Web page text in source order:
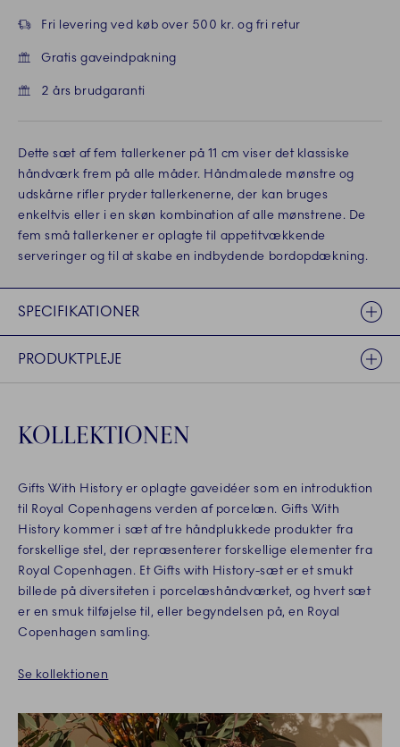
Fri levering ved køb over 500 kr. og fri retur
Gratis gaveindpakning
2 års brudgaranti
Dette sæt af fem tallerkener på 11 cm viser det klassiske
håndværk frem på alle måder. Håndmalede mønstre og
udskårne rifler pryder tallerkenerne, der kan bruges
enkeltvis eller i en skøn kombination af alle mønstrene. De
fem små tallerkener er oplagte til appetitvækkende
serveringer og til at skabe en indbydende bordopdækning.
SPECIFIKATIONER
PRODUKTPLEJE
KOLLEKTIONEN
Gifts With History er oplagte gaveidéer som en introduktion
til Royal Copenhagens verden af porcelæn. Gifts With
History kommer i sæt af tre håndplukkede produkter fra
forskellige stel, der repræsenterer forskellige elementer fra
Royal Copenhagen. Et Gifts with History-sæt er et smukt
billede på diversiteten i porcelæshåndværket, og hvert sæt
er en smuk tilføjelse til, eller begyndelsen på, en Royal
Copenhagen samling.
Se kollektionen